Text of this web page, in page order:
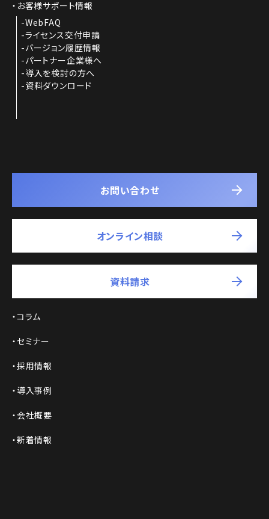
お客様サポート情報
WebFAQ
ライセンス交付申請
バージョン履歴情報
パートナー企業様へ
導入を検討の方へ
資料ダウンロード
お問い合わせ
オンライン相談
資料請求
コラム
セミナー
採用情報
導入事例
会社概要
新着情報